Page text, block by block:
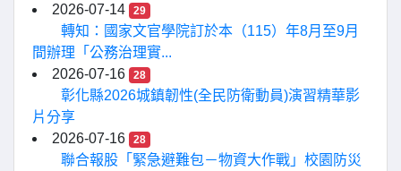
2026-07-14
29
轉知：國家文官學院訂於本（115）年8月至9月
間辦理「公務治理實...
2026-07-16
28
彰化縣2026城鎮韌性(全民防衛動員)演習精華影
片分享
2026-07-16
28
聯合報股「緊急避難包－物資大作戰」校園防災